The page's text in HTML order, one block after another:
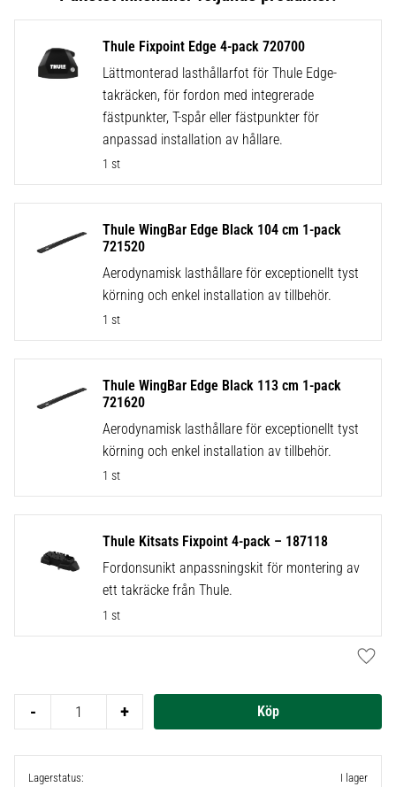
Thule Fixpoint Edge 4-pack 720700
Lättmonterad lasthållarfot för Thule Edge-
takräcken, för fordon med integrerade
fästpunkter, T-spår eller fästpunkter för
anpassad installation av hållare.
1 st
Thule WingBar Edge Black 104 cm 1-pack
721520
Aerodynamisk lasthållare för exceptionellt tyst
körning och enkel installation av tillbehör.
1 st
Thule WingBar Edge Black 113 cm 1-pack
721620
Aerodynamisk lasthållare för exceptionellt tyst
körning och enkel installation av tillbehör.
1 st
Thule Kitsats Fixpoint 4-pack – 187118
Fordonsunikt anpassningskit för montering av
ett takräcke från Thule.
1 st
+
-
Lagerstatus
I lager